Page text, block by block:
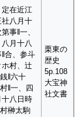
定在近江
社八月十
事‖一、
月十八
合、参斗
村、辻
‖六十
‖一、四
八日時
榊太駒
栗東の
歴史
5p.108
大宝神
社文書